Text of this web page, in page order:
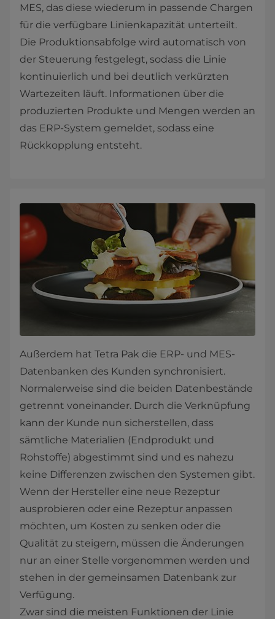
MES, das diese wiederum in passende Chargen
für die verfügbare Linienkapazität unterteilt.
Die Produktionsabfolge wird automatisch von
der Steuerung festgelegt, sodass die Linie
kontinuierlich und bei deutlich verkürzten
Wartezeiten läuft. Informationen über die
produzierten Produkte und Mengen werden an
das ERP-System gemeldet, sodass eine
Rückkopplung entsteht.
Außerdem hat Tetra Pak die ERP- und MES-
Datenbanken des Kunden synchronisiert.
Normalerweise sind die beiden Datenbestände
getrennt voneinander. Durch die Verknüpfung
kann der Kunde nun sicherstellen, dass
sämtliche Materialien (Endprodukt und
Rohstoffe) abgestimmt sind und es nahezu
keine Differenzen zwischen den Systemen gibt.
Wenn der Hersteller eine neue Rezeptur
ausprobieren oder eine Rezeptur anpassen
möchten, um Kosten zu senken oder die
Qualität zu steigern, müssen die Änderungen
nur an einer Stelle vorgenommen werden und
stehen in der gemeinsamen Datenbank zur
Verfügung.
Zwar sind die meisten Funktionen der Linie